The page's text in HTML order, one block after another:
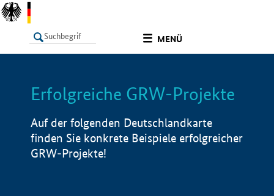
MENÜ
LISTE Info
Erfolgreiche GRW-Projekte
Auf der folgenden Deutschlandkarte
finden Sie konkrete Beispiele erfolgreicher
GRW-Projekte!